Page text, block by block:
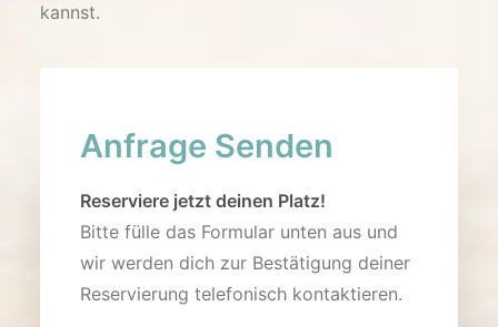
kannst.
Anfrage Senden
Reserviere jetzt deinen Platz!
Bitte fülle das Formular unten aus und
wir werden dich zur Bestätigung deiner
Reservierung telefonisch kontaktieren.